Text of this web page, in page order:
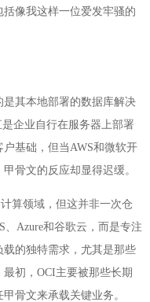
像我这样一位爱发牢骚的
其本地部署的数据库解决
企业自行在服务器上部署
基础，但当AWS和微软开
骨文的反应却显得迟缓。
算领域，但这并非一次仓
Azure和谷歌云，而是专注
的独特需求，尤其是那些
初，OCI主要被那些长期
骨文来承载关键业务。